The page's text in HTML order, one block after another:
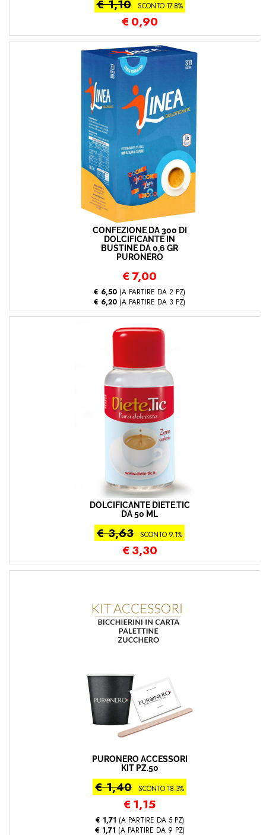
€ 1,10 SCONTO 17.8%
€ 0,90
CONFEZIONE DA 300 DI
DOLCIFICANTE IN
BUSTINE DA 0,6 GR
PURONERO
€ 7,00
€ 6,50 (A PARTIRE DA 2 PZ)
€ 6,20 (A PARTIRE DA 3 PZ)
DOLCIFICANTE DIETE.TIC
DA 50 ML
€ 3,63 SCONTO 9.1%
€ 3,30
PURONERO ACCESSORI
KIT PZ.50
€ 1,40 SCONTO 18.3%
€ 1,15
€ 1,71 (A PARTIRE DA 5 PZ)
€ 1,71 (A PARTIRE DA 9 PZ)